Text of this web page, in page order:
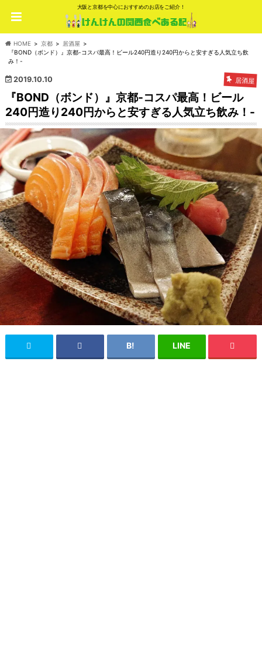
大阪と京都を中心におすすめのお店をご紹介！
HOME 京都
居酒屋
『BOND（ボンド）』京都-コスパ最高！ビール240円造り240円からと安すぎる人気立ち飲
み！-
2019.10.10 居酒屋
『BOND（ボンド）』京都-コスパ最高！ビール
240円造り240円からと安すぎる人気立ち飲み！-